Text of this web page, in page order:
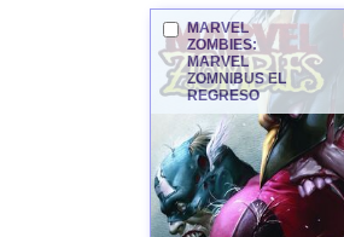
MARVEL
ZOMBIES:
MARVEL
ZOMNIBUS EL
REGRESO
MARVEL